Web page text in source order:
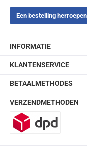
Een bestelling herroepen
INFORMATIE
KLANTENSERVICE
BETAALMETHODES
VERZENDMETHODEN